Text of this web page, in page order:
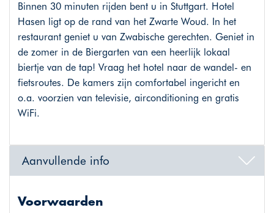
Binnen 30 minuten rijden bent u in Stuttgart. Hotel
Hasen ligt op de rand van het Zwarte Woud. In het
restaurant geniet u van Zwabische gerechten. Geniet in
de zomer in de Biergarten van een heerlijk lokaal
biertje van de tap! Vraag het hotel naar de wandel- en
fietsroutes. De kamers zijn comfortabel ingericht en
o.a. voorzien van televisie, airconditioning en gratis
WiFi.
Aanvullende info
Voorwaarden